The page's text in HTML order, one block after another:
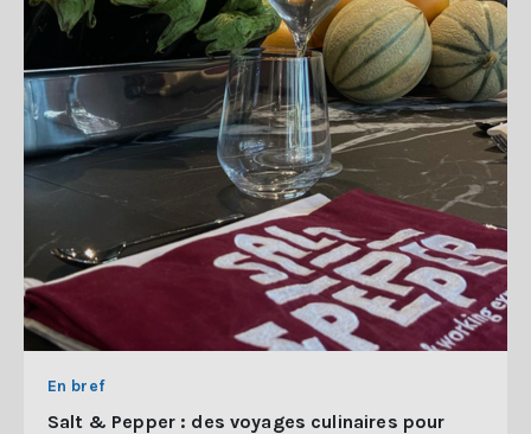
En bref
Salt & Pepper : des voyages culinaires pour